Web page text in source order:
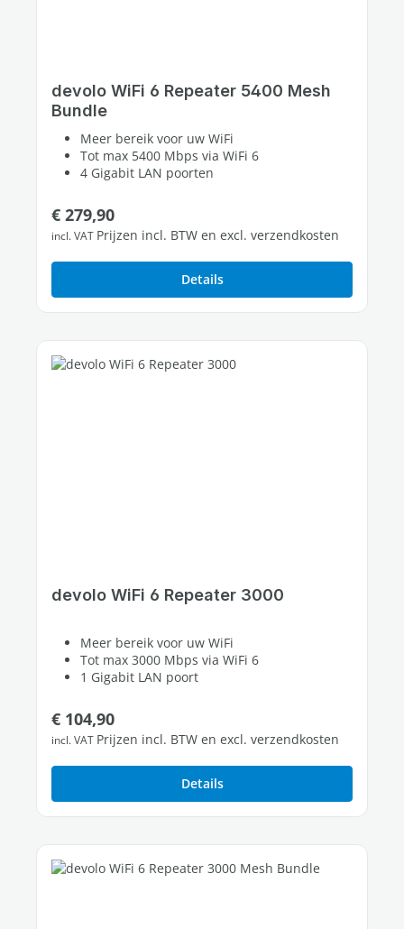
devolo WiFi 6 Repeater 5400 Mesh
Bundle
Meer bereik voor uw WiFi
Tot max 5400 Mbps via WiFi 6
4 Gigabit LAN poorten
Normale prijs:
€ 279,90
incl. VAT Prijzen incl. BTW en excl. verzendkosten
Details
devolo WiFi 6 Repeater 3000
Meer bereik voor uw WiFi
Tot max 3000 Mbps via WiFi 6
1 Gigabit LAN poort
Normale prijs:
€ 104,90
incl. VAT Prijzen incl. BTW en excl. verzendkosten
Details